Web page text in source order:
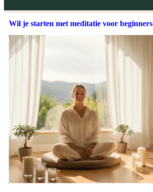
Wil je starten met meditatie voor